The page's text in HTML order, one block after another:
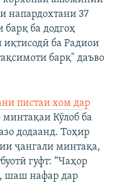
напардохтани 37
ба додгоҳ
ба Радиои
барқ" даъво
пистаи хом дар
Кӯлоб ба
додаанд. Тоҳир
ҷангали минтақа,
гуфт: “Чаҳор
шаш нафар дар